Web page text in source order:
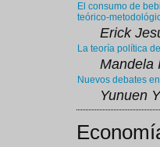
El consumo de
teórico-
Erick
La teoría política
Mandela
Nuevos debates
Yunuen